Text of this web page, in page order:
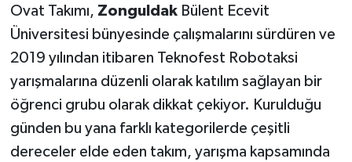
Ovat Takımı, ZonguldakBülent Ecevit
Üniversitesi bünyesinde çalışmalarını sürdüren ve
2019 yılından itibaren Teknofest Robotaksi
yarışmalarına düzenli olarak katılım sağlayan bir
öğrenci grubu olarak dikkat çekiyor. Kurulduğu
günden bu yana farklı kategorilerde çeşitli
dereceler elde eden takım, yarışma kapsamında